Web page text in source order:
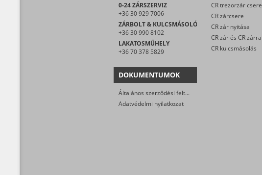
0-24 ZÁRSZERVIZ
+36 30 929 7006
ZÁRBOLT & KULCSMÁSOLÓ
+36 30 990 8102
LAKATOSMŰHELY
+36 70 378 5829
DOKUMENTUMOK
Általános szerződési feltételek
Adatvédelmi nyilatkozat
CR trezorzár csere
CR zárcsere
CR zár nyitása
CR kulcsmásolás